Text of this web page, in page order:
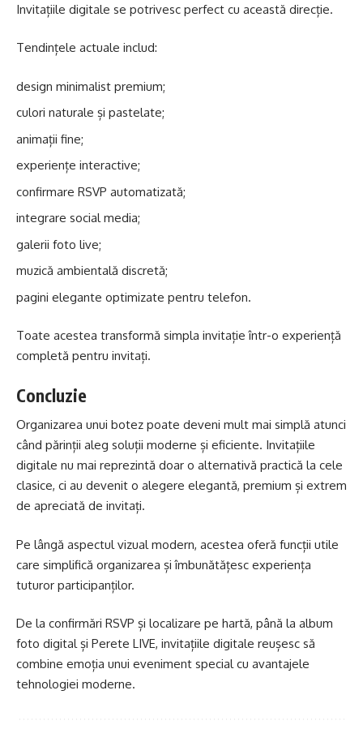
Invitațiile digitale se potrivesc perfect cu această direcție.
Tendințele actuale includ:
design minimalist premium;
culori naturale și pastelate;
animații fine;
experiențe interactive;
confirmare RSVP automatizată;
integrare social media;
galerii foto live;
muzică ambientală discretă;
pagini elegante optimizate pentru telefon.
Toate acestea transformă simpla invitație într-o experiență
completă pentru invitați.
Concluzie
Organizarea unui botez poate deveni mult mai simplă atunci
când părinții aleg soluții moderne și eficiente. Invitațiile
digitale nu mai reprezintă doar o alternativă practică la cele
clasice, ci au devenit o alegere elegantă, premium și extrem
de apreciată de invitați.
Pe lângă aspectul vizual modern, acestea oferă funcții utile
care simplifică organizarea și îmbunătățesc experiența
tuturor participanților.
De la confirmări RSVP și localizare pe hartă, până la album
foto digital și Perete LIVE, invitațiile digitale reușesc să
combine emoția unui eveniment special cu avantajele
tehnologiei moderne.